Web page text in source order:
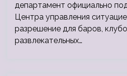
департамент официально
Центра управления
разрешение для баров,
развлекательных…